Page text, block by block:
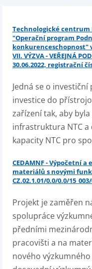
Technologické centrum
"Operační program
konkurenceschopnost"
VII. VÝZVA - VEŘEJNÁ
30.06.2022, registrační
Jedná se o
investice do
zařízení tak, aby
infrastruktura NTC
kapacity NTC pro
CEDAMNF - Výpočetní
materiálů s novými
CZ.02.1.01/0.0/0.0/
Projekt je zaměřen
spolupráce
předními
pracovišti a na
nového